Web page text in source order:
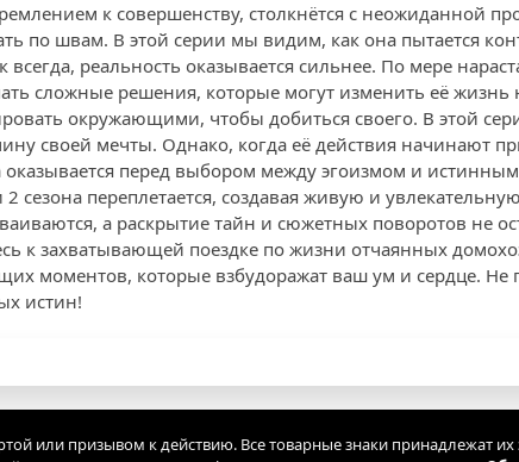
к совершенству, столкнётся с неожиданной
по швам. В этой серии мы видим, как она пытается
реальность оказывается сильнее. По мере
сложные решения, которые могут изменить её жизнь
окружающими, чтобы добиться своего. В этой
своей мечты. Однако, когда её действия начинают
оказывается перед выбором между эгоизмом и
сезона переплетается, создавая живую и
а раскрытие тайн и сюжетных поворотов не
к захватывающей поездке по жизни отчаянных
моментов, которые взбудоражат ваш ум и сердце. Не
истин!
или призывом к действию. Все товарные знаки принадлежат